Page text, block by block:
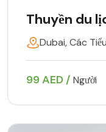
Thuyền du
Dubai, Các
99 AED / Người